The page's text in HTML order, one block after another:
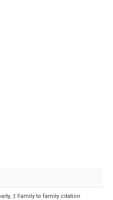
‡ Family to family citation